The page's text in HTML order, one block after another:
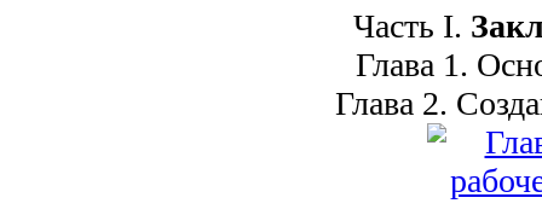
Часть I.
Глава 1.
Глава 2.